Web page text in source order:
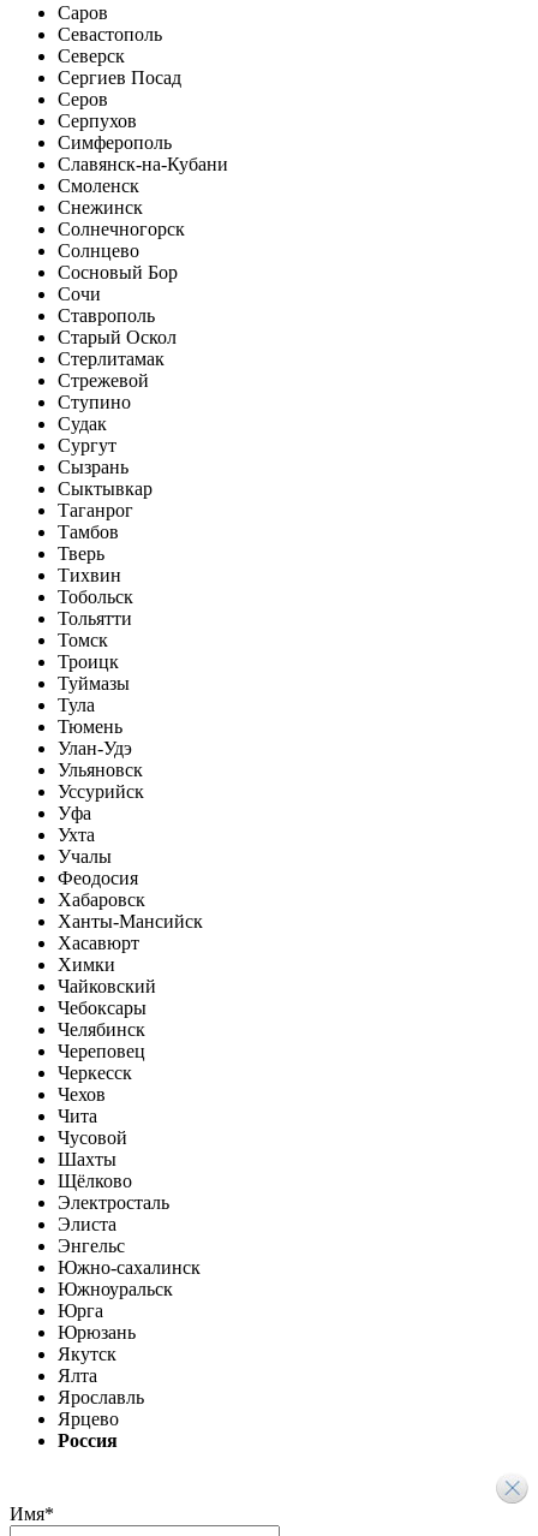
Саров
Севастополь
Северск
Сергиев Посад
Серов
Серпухов
Симферополь
Славянск-на-Кубани
Смоленск
Снежинск
Солнечногорск
Солнцево
Сосновый Бор
Сочи
Ставрополь
Старый Оскол
Стерлитамак
Стрежевой
Ступино
Судак
Сургут
Сызрань
Сыктывкар
Таганрог
Тамбов
Тверь
Тихвин
Тобольск
Тольятти
Томск
Троицк
Туймазы
Тула
Тюмень
Улан-Удэ
Ульяновск
Уссурийск
Уфа
Ухта
Учалы
Феодосия
Хабаровск
Ханты-Мансийск
Хасавюрт
Химки
Чайковский
Чебоксары
Челябинск
Череповец
Черкесск
Чехов
Чита
Чусовой
Шахты
Щёлково
Электросталь
Элиста
Энгельс
Южно-сахалинск
Южноуральск
Юрга
Юрюзань
Якутск
Ялта
Ярославль
Ярцево
Россия
Имя*